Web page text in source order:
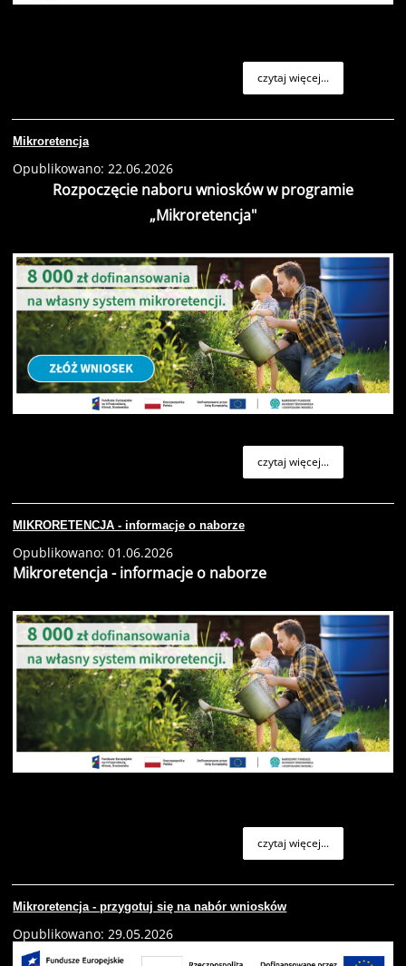
czytaj więcej...
Mikroretencja
Opublikowano: 22.06.2026
Rozpoczęcie naboru wniosków w programie
„Mikroretencja"
czytaj więcej...
MIKRORETENCJA - informacje o naborze
Opublikowano: 01.06.2026
Mikroretencja - informacje o naborze
czytaj więcej...
Mikroretencja - przygotuj się na nabór wniosków
Opublikowano: 29.05.2026